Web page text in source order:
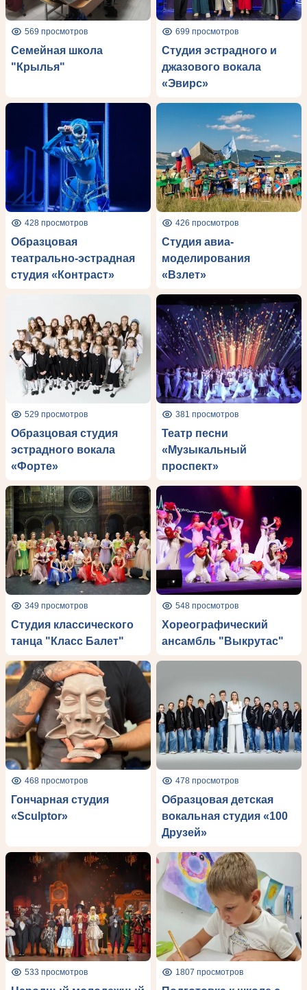
569 просмотров
Семейная школа
"Крылья"
699 просмотров
Студия эстрадного и
джазового вокала
«Эвирс»
428 просмотров
Образцовая
театрально-эстрадная
студия «Контраст»
426 просмотров
Студия авиа-
моделирования
«Взлет»
529 просмотров
Образцовая студия
эстрадного вокала
«Форте»
381 просмотров
Театр песни
«Музыкальный
проспект»
349 просмотров
Студия классического
танца "Класс Балет"
548 просмотров
Хореографический
ансамбль "Выкрутас"
468 просмотров
Гончарная студия
«Sculptor»
478 просмотров
Образцовая детская
вокальная студия «100
Друзей»
533 просмотров 1807 просмотров